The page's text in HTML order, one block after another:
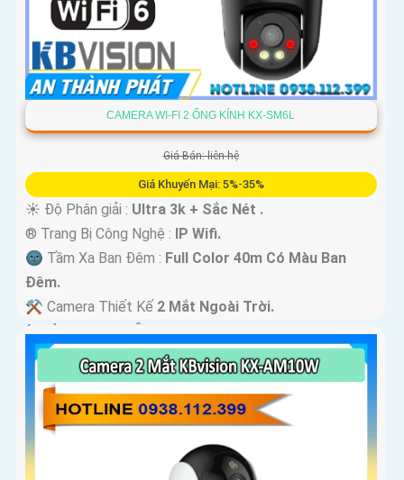
CAMERA WI-FI 2 ỐNG KÍNH KX-SM6L
Giá Bán: liên hệ
Giá Khuyến Mại: 5%-35%
☀️ Độ Phân giải : Ultra 3k + Sắc Nét .
®️ Trang Bị Công Nghệ : IP Wifi.
🌚 Tầm Xa Ban Đêm : Full Color 40m Có Màu Ban
Ðêm.
⚒ Camera Thiết Kế 2 Mắt Ngoài Trời.
️ƒ Khả Năng :Thu Âm Và Loa.